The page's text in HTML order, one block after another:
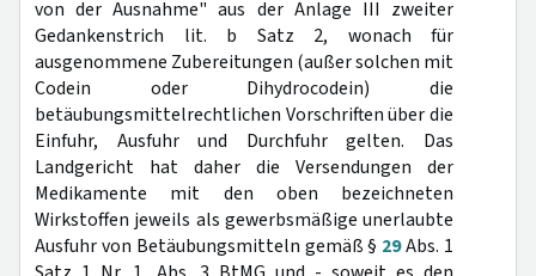
von der Ausnahme" aus der Anlage III zweiter
Gedankenstrich lit. b Satz 2, wonach für
ausgenommene Zubereitungen (außer solchen mit
Codein oder Dihydrocodein) die
betäubungsmittelrechtlichen Vorschriften über die
Einfuhr, Ausfuhr und Durchfuhr gelten. Das
Landgericht hat daher die Versendungen der
Medikamente mit den oben bezeichneten
Wirkstoffen jeweils als gewerbsmäßige unerlaubte
Ausfuhr von Betäubungsmitteln gemäß § 29Abs. 1